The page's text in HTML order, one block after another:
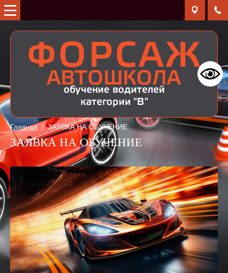
Главная /ЗАЯВКА НА ОБУЧЕНИЕ
ЗАЯВКА НА ОБУЧЕНИЕ